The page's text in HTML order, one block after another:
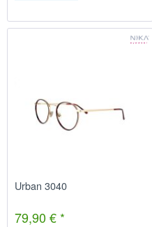
Urban 3040
79,90 € *